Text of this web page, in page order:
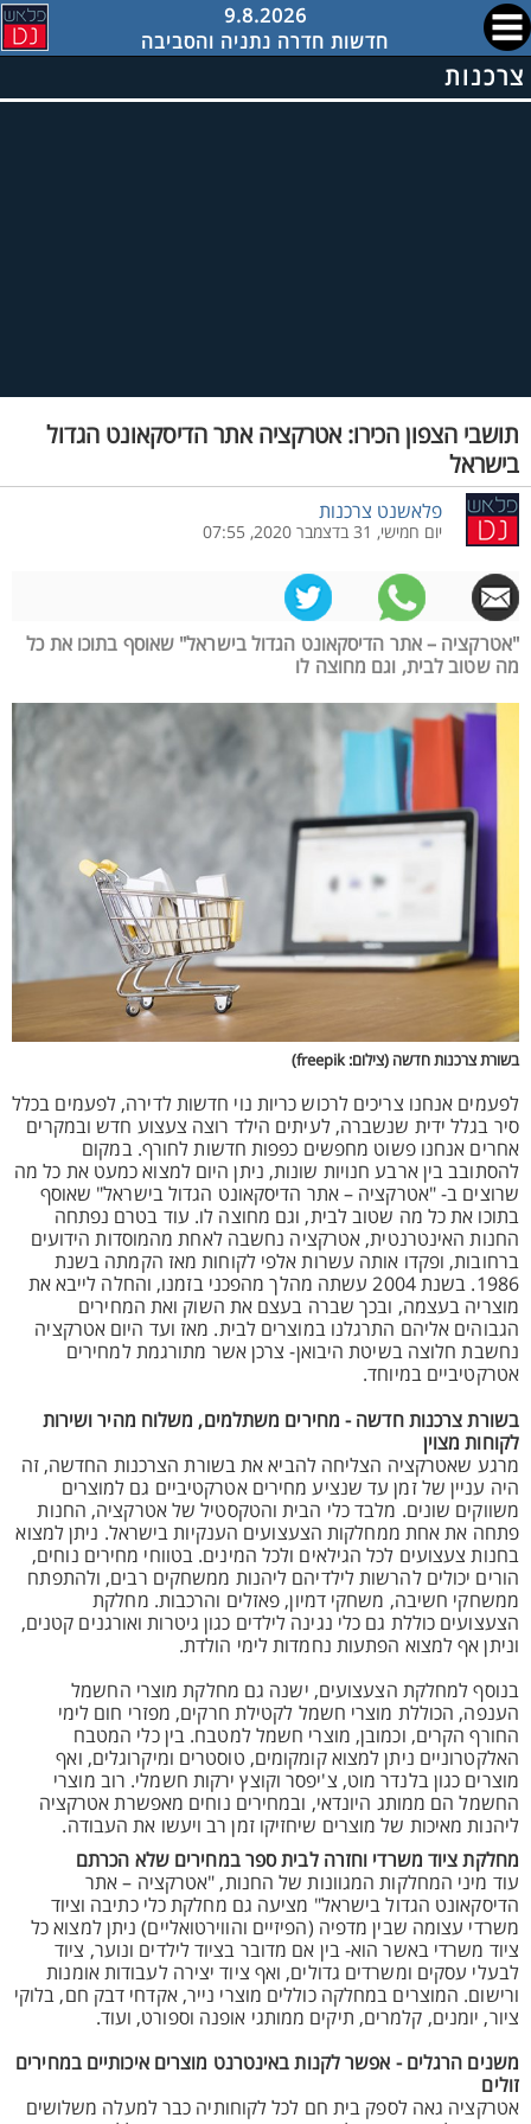
9.8.2026
חדשות חדרה נתניה והסביבה
צרכנות
תושבי הצפון הכירו: אטרקציה אתר הדיסקאונט הגדול
בישראל
פלאשנט צרכנות
יום חמישי, 31 בדצמבר 2020, 07:55
"אטרקציה – אתר הדיסקאונט הגדול בישראל" שאוסף בתוכו את כל
מה שטוב לבית, וגם מחוצה לו
בשורת צרכנות חדשה (צילום: freepik)
לפעמים אנחנו צריכים לרכוש כריות נוי חדשות לדירה, לפעמים בכלל
סיר בגלל ידית שנשברה, לעיתים הילד רוצה צעצוע חדש ובמקרים
אחרים אנחנו פשוט מחפשים כפפות חדשות לחורף. במקום
להסתובב בין ארבע חנויות שונות, ניתן היום למצוא כמעט את כל מה
שרוצים ב- "אטרקציה – אתר הדיסקאונט הגדול בישראל" שאוסף
בתוכו את כל מה שטוב לבית, וגם מחוצה לו. עוד בטרם נפתחה
החנות האינטרנטית, אטרקציה נחשבה לאחת מהמוסדות הידועים
ברחובות, ופקדו אותה עשרות אלפי לקוחות מאז הקמתה בשנת
1986. בשנת 2004 עשתה מהלך מהפכני בזמנו, והחלה לייבא את
מוצריה בעצמה, ובכך שברה בעצם את השוק ואת המחירים
הגבוהים אליהם התרגלנו במוצרים לבית. מאז ועד היום אטרקציה
נחשבת חלוצה בשיטת היבואן- צרכן אשר מתורגמת למחירים
אטרקטיביים במיוחד.
בשורת צרכנות חדשה - מחירים משתלמים, משלוח מהיר ושירות
לקוחות מצוין
מרגע שאטרקציה הצליחה להביא את בשורת הצרכנות החדשה, זה
היה עניין של זמן עד שנציע מחירים אטרקטיביים גם למוצרים
משווקים שונים. מלבד כלי הבית והטקסטיל של אטרקציה, החנות
פתחה את אחת ממחלקות הצעצועים הענקיות בישראל. ניתן למצוא
בחנות צעצועים לכל הגילאים ולכל המינים. בטווחי מחירים נוחים,
הורים יכולים להרשות לילדיהם ליהנות ממשחקים רבים, ולהתפתח
ממשחקי חשיבה, משחקי דמיון, פאזלים והרכבות. מחלקת
הצעצועים כוללת גם כלי נגינה לילדים כגון גיטרות ואורגנים קטנים,
וניתן אף למצוא הפתעות נחמדות לימי הולדת.
בנוסף למחלקת הצעצועים, ישנה גם מחלקת מוצרי החשמל
הענפה, הכוללת מוצרי חשמל לקטילת חרקים, מפזרי חום לימי
החורף הקרים, וכמובן, מוצרי חשמל למטבח. בין כלי המטבח
האלקטרוניים ניתן למצוא קומקומים, טוסטרים ומיקרוגלים, ואף
מוצרים כגון בלנדר מוט, צ'יפסר וקוצץ ירקות חשמלי. רוב מוצרי
החשמל הם ממותג היונדאי, ובמחירים נוחים מאפשרת אטרקציה
ליהנות מאיכות של מוצרים שיחזיקו זמן רב ויעשו את העבודה.
מחלקת ציוד משרדי וחזרה לבית ספר במחירים שלא הכרתם
עוד מיני המחלקות המגוונות של החנות, "אטרקציה – אתר
הדיסקאונט הגדול בישראל" מציעה גם מחלקת כלי כתיבה וציוד
משרדי עצומה שבין מדפיה (הפיזיים והווירטואליים) ניתן למצוא כל
ציוד משרדי באשר הוא- בין אם מדובר בציוד לילדים ונוער, ציוד
לבעלי עסקים ומשרדים גדולים, ואף ציוד יצירה לעבודות אומנות
ורישום. המוצרים במחלקה כוללים מוצרי נייר, אקדחי דבק חם, בלוקי
ציור, יומנים, קלמרים, תיקים ממותגי אופנה וספורט, ועוד.
משנים הרגלים - אפשר לקנות באינטרנט מוצרים איכותיים במחירים
זולים
אטרקציה גאה לספק בית חם לכל לקוחותיה כבר למעלה משלושים